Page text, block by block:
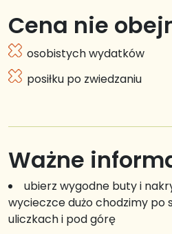
Cena nie
osobistych wydatków
posiłku po zwiedzaniu
Ważne
ubierz wygodne buty i
wycieczce dużo chodzimy
uliczkach i pod górę